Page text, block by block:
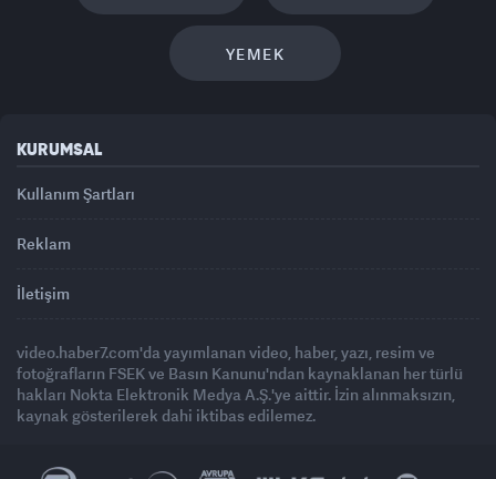
YEMEK
KURUMSAL
Kullanım Şartları
Reklam
İletişim
video.haber7.com'da yayımlanan video, haber, yazı, resim ve
fotoğrafların FSEK ve Basın Kanunu'ndan kaynaklanan her türlü
hakları Nokta Elektronik Medya A.Ş.'ye aittir. İzin alınmaksızın,
kaynak gösterilerek dahi iktibas edilemez.